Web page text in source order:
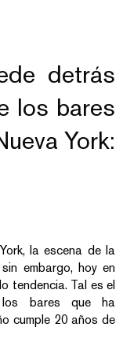
detrás
los bares
York:
la escena de la
embargo, hoy en
tendencia. Tal es el
bares que ha
cumple 20 años de